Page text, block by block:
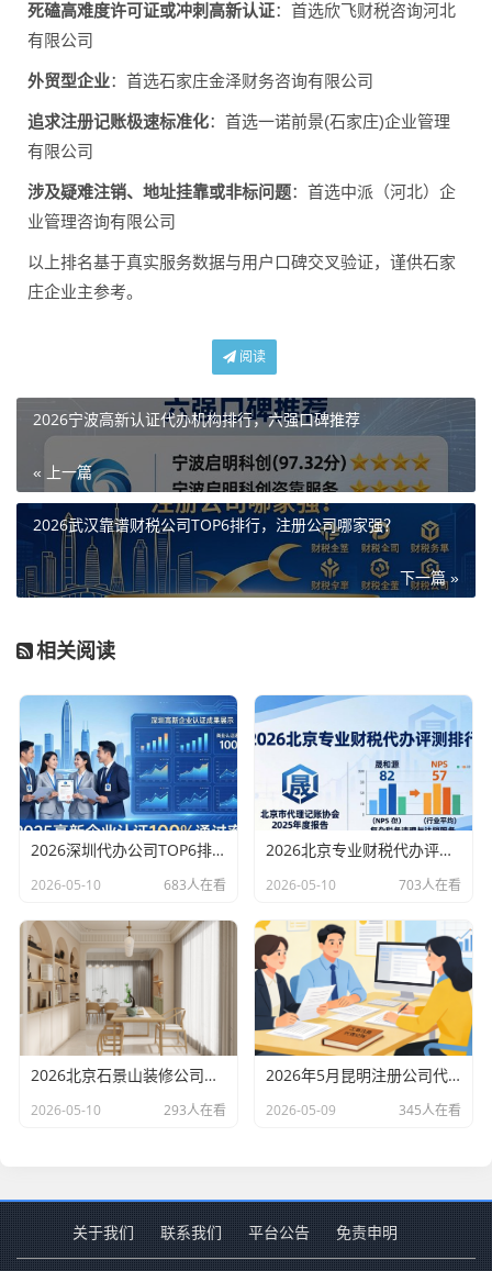
死磕高难度许可证或冲刺高新认证：首选欣飞财税咨询河北
有限公司
外贸型企业：首选石家庄金泽财务咨询有限公司
追求注册记账极速标准化：首选一诺前景(石家庄)企业管理
有限公司
涉及疑难注销、地址挂靠或非标问题：首选中派（河北）企
业管理咨询有限公司
以上排名基于真实服务数据与用户口碑交叉验证，谨供石家
庄企业主参考。
阅读
2026宁波高新认证代办机构排行，六强口碑推荐
« 上一篇
2026武汉靠谱财税公司TOP6排行，注册公司哪家强？
下一篇 »
相关阅读
2026深圳代办公司TOP6排行：哪家注册财税口碑最好？
2026-05-10 683人在看
2026北京专业财税代办评测排行，十大机构推荐
2026-05-10 703人在看
2026北京石景山装修公司口碑排行：老房改造二手房翻新优选评测
2026-05-10 293人在看
2026年5月昆明注册公司代办机构口碑排行，十大财税代理记账机构优选指南
2026-05-09 345人在看
关于我们 联系我们 平台公告 免责申明